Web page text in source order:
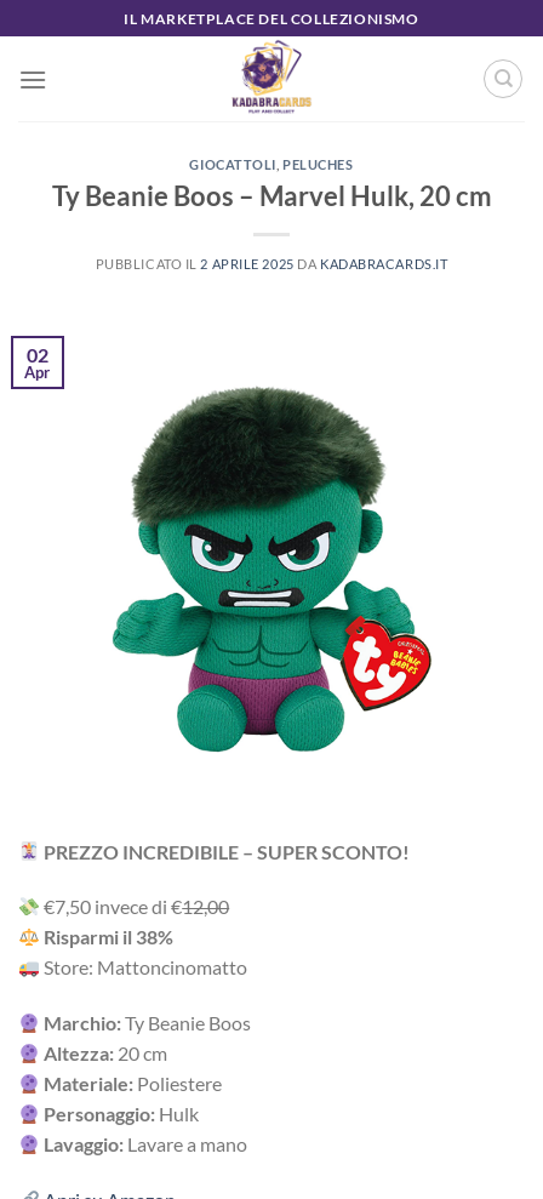
ai
contenuti
IL MARKETPLACE DEL COLLEZIONISMO
GIOCATTOLI PELUCHES
Ty Beanie Boos – Marvel Hulk, 20 cm
PUBBLICATO IL 2 APRILE 2025 DA KADABRACARDS.IT
02
Apr
PREZZO INCREDIBILE – SUPER SCONTO!
‎€7,50 i‎nv‎ec‎e ‎di‎ €12,00
R‎is‎pa‎rm‎i ‎il‎ 38%
Store: Mattoncinomatto
Marchio:Ty Beanie Boos
Altezza: 20 cm
Materiale: Poliestere
Personaggio: Hulk
Lavaggio: Lavare a mano